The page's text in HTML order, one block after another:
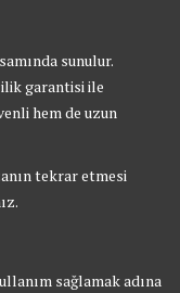
sunulur.
garantisi ile
hem de uzun
tekrar etmesi
sağlamak adına